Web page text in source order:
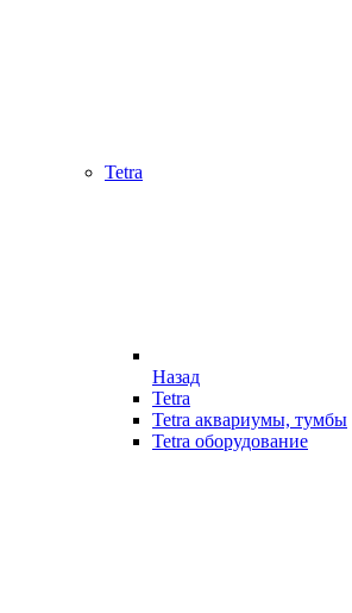
Tetra
Назад
Tetra
Tetra аквариумы, тумбы
Tetra оборудование